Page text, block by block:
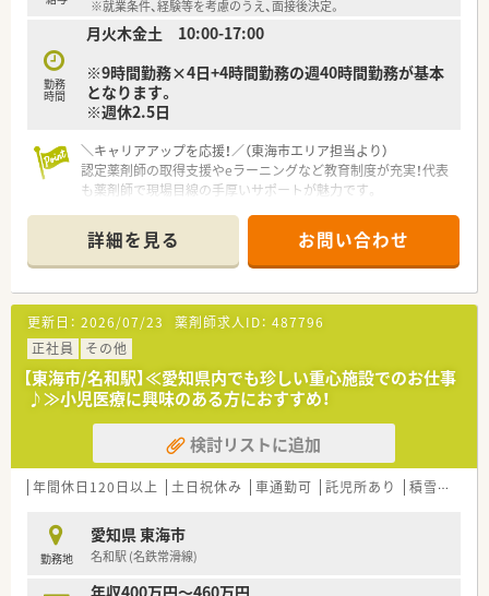
※就業条件、経験等を考慮のうえ、面接後決定。
勤務
時間
月火木金土 10:00-17:00
※9時間勤務×4日+4時間勤務の週40時間勤務が基本
となります。
※週休2.5日
＼キャリアアップを応援！／（東海市エリア担当より）
認定薬剤師の取得支援やeラーニングなど教育制度が充実！代表
も薬剤師で現場目線の手厚いサポートが魅力です。
【店舗情報と応需状況について】
■ 愛知県東海市に位置し最寄り駅である太田川駅からは徒歩で
10分ほどの距離にある調剤薬局です。
■ 通勤に便利な立地環境でありながらも地域に根ざした医療提
供を行い患者様の健康をしっかりとサポートします。
■ 詳細な応需科目や処方箋枚数は現在確認中ですが幅広い処方
箋に対応できる柔軟な体制を整えています。
【職場環境と雰囲気】
■ 各店舗の年齢構成は20代から30代の若手スタッフが多く活気
にあふれ賑やかでとても明るい雰囲気が特徴です。
■ 店舗間のヘルプ体制が充実しているため有給休暇の取得や急
な欠勤時にもお互いに助け合う温かい風土があります。
■ 経営陣との距離が近く風通しの良い職場環境であり現場の意
【やりがい/おすすめポイント】
■ 代表が現場の状況を深く理解しているため従業員の働きやす
さが常に考慮されており非常に働きやすい環境です。
詳細を見る お問い合わせ
更新日： 2026/07/23 薬剤師求人ID： 487796
正社員
その他
【東海市/名和駅】≪愛知県内でも珍しい重心施設でのお仕事
♪≫小児医療に興味のある方におすすめ！
検討リストに追加
年間休日120日以上 土日祝休み 車通勤可 託児所あり 積雪なし
勤務地
愛知県 東海市
名和駅 (名鉄常滑線)